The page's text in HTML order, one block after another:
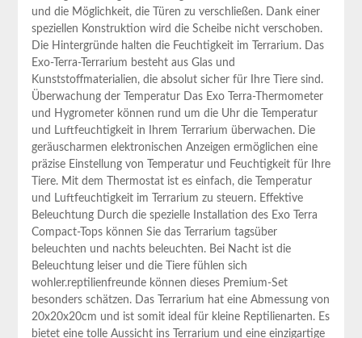
und die Möglichkeit, die Türen zu verschließen. Dank einer
speziellen Konstruktion wird die Scheibe nicht verschoben.
Die Hintergründe halten die Feuchtigkeit im Terrarium. Das
Exo-Terra-Terrarium besteht aus Glas und
Kunststoffmaterialien, die absolut sicher für Ihre Tiere sind.
Überwachung der Temperatur Das Exo Terra-Thermometer
und Hygrometer können rund um die Uhr die Temperatur
und Luftfeuchtigkeit in Ihrem Terrarium überwachen. Die
geräuscharmen elektronischen Anzeigen ermöglichen eine
präzise Einstellung von Temperatur und Feuchtigkeit für Ihre
Tiere. Mit dem Thermostat ist es einfach, die Temperatur
und Luftfeuchtigkeit im Terrarium zu steuern. Effektive
Beleuchtung Durch die spezielle Installation des Exo Terra
Compact-Tops können Sie das Terrarium tagsüber
beleuchten und nachts beleuchten. Bei Nacht ist die
Beleuchtung leiser und die Tiere fühlen sich
wohler.reptilienfreunde können dieses Premium-Set
besonders schätzen. Das Terrarium hat eine Abmessung von
20x20x20cm und ist somit ideal für kleine Reptilienarten. Es
bietet eine tolle Aussicht ins Terrarium und eine einzigartige